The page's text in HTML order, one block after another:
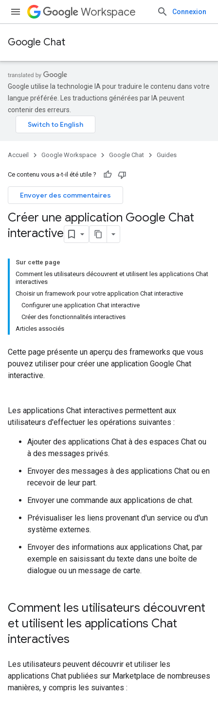
Workspace Connexion
Google Chat
Google utilise la technologie IA pour traduire le contenu dans votre
langue préférée. Les traductions générées par IA peuvent
contenir des erreurs.
Accueil Google Workspace Google Chat Guides
Ce contenu vous a-t-il été utile ?
Envoyer des commentaires
Créer une application Google Chat
interactive
Sur cette page
Comment les utilisateurs découvrent et utilisent les applications Chat
interactives
Choisir un framework pour votre application Chat interactive
Configurer une application Chat interactive
Créer des fonctionnalités interactives
Articles associés
Cette page présente un aperçu des frameworks que vous
pouvez utiliser pour créer une application Google Chat
interactive.
Les applications Chat interactives permettent aux
utilisateurs d'effectuer les opérations suivantes :
Ajouter des applications Chat à des espaces Chat ou
à des messages privés.
Envoyer des messages à des applications Chat ou en
recevoir de leur part.
Envoyer une commande aux applications de chat.
Prévisualiser les liens provenant d'un service ou d'un
système externes.
Envoyer des informations aux applications Chat, par
exemple en saisissant du texte dans une boîte de
dialogue ou un message de carte.
Comment les utilisateurs découvrent
et utilisent les applications Chat
interactives
Les utilisateurs peuvent découvrir et utiliser les
applications Chat publiées sur Marketplace de nombreuses
manières, y compris les suivantes :